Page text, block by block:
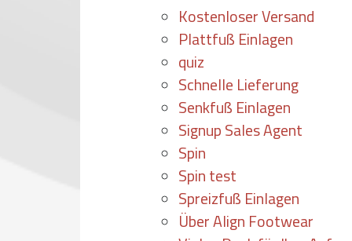
Kostenloser Versand
Plattfuß Einlagen
quiz
Schnelle Lieferung
Senkfuß Einlagen
Signup Sales Agent
Spin
Spin test
Spreizfuß Einlagen
Über Align Footwear